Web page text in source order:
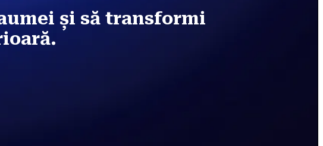
și să transformi